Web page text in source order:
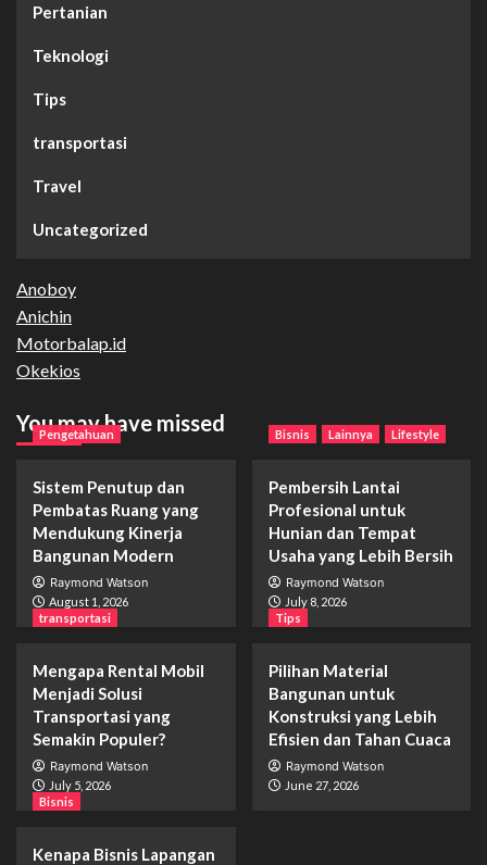
Pertanian
Teknologi
Tips
transportasi
Travel
Uncategorized
Anoboy
Anichin
Motorbalap.id
Okekios
You may have missed
Pengetahuan
Sistem Penutup dan
Pembatas Ruang yang
Mendukung Kinerja
Bangunan Modern
Raymond Watson
August 1, 2026
Bisnis Lainnya Lifestyle
Pembersih Lantai
Profesional untuk
Hunian dan Tempat
Usaha yang Lebih Bersih
Raymond Watson
July 8, 2026
transportasi
Mengapa Rental Mobil
Menjadi Solusi
Transportasi yang
Semakin Populer?
Raymond Watson
July 5, 2026
Tips
Pilihan Material
Bangunan untuk
Konstruksi yang Lebih
Efisien dan Tahan Cuaca
Raymond Watson
June 27, 2026
Bisnis
Kenapa Bisnis Lapangan